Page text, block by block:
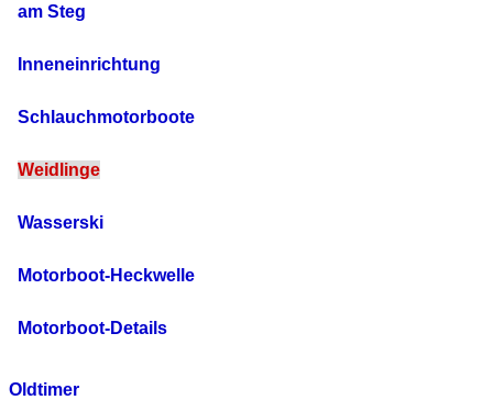
am Steg
Inneneinrichtung
Schlauchmotorboote
Weidlinge
Wasserski
Motorboot-Heckwelle
Motorboot-Details
Oldtimer